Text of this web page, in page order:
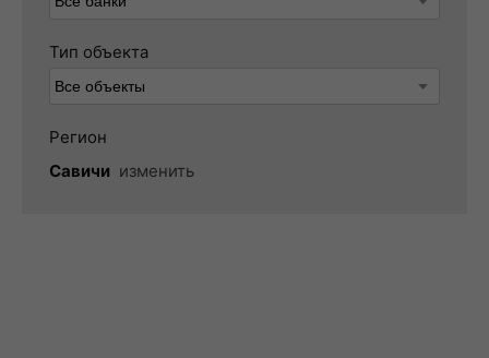
Тип объекта
Регион
Савичи изменить